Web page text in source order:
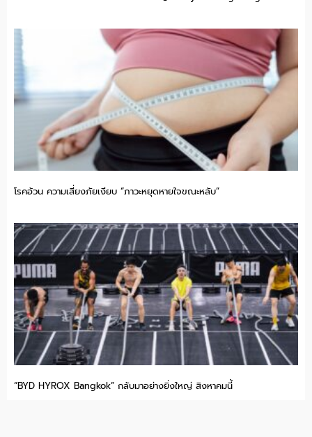
โรคอ้วน ความเสี่ยงภัยเงียบ “ภาวะหยุดหายใจขณะหลับ”
“BYD HYROX Bangkok” กลับมาอย่างยิ่งใหญ่ สิงหาคมนี้